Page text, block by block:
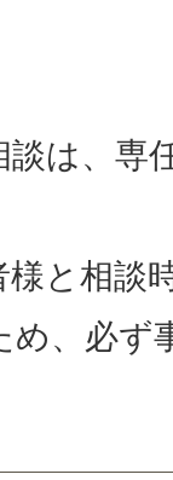
は、専
と相談
、必ず